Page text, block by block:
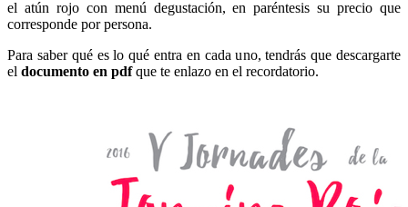
el atún rojo con menú degustación, en paréntesis su precio que
corresponde por persona.
Para saber qué es lo qué entra en cada uno, tendrás que descargarte
el documento en pdfque te enlazo en el recordatorio.